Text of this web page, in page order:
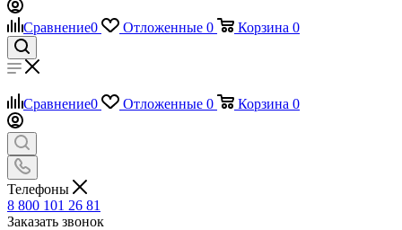
Сравнение0 Отложенные 0 Корзина 0
Сравнение0 Отложенные 0 Корзина 0
Телефоны
8 800 101 26 81
Заказать звонок